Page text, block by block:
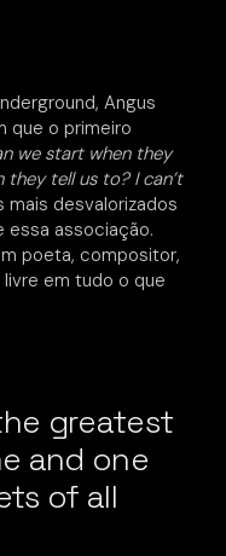
Angus
que o primeiro
we start when they
tell us to? I can’t
desvalorizados
essa associação.
poeta, compositor,
em tudo o que
greatest
and one
of all